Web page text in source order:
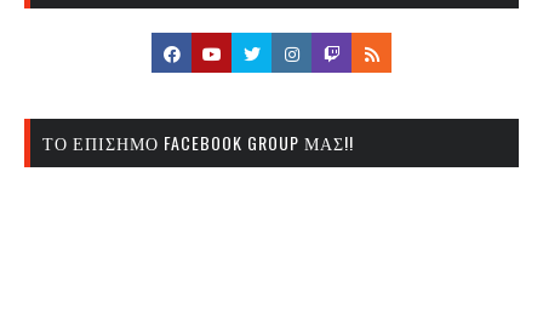
ΤΟ ΕΠΊΣΗΜΟ FACEBOOK GROUP ΜΑΣ!!